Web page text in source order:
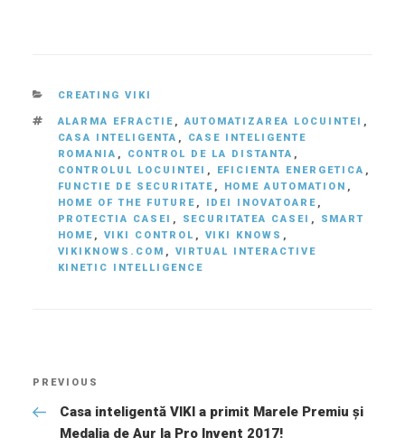
CATEGORIES
CREATING VIKI
TAGS
ALARMA EFRACTIE ,AUTOMATIZAREA LOCUINTEI ,
CASA INTELIGENTA ,
CASE INTELIGENTE
ROMANIA , CONTROL DE LA DISTANTA ,
CONTROLUL LOCUINTEI , EFICIENTA ENERGETICA ,
FUNCTIE DE SECURITATE , HOME AUTOMATION ,
HOME OF THE FUTURE , IDEI INOVATOARE ,
PROTECTIA CASEI , SECURITATEA CASEI ,
SMART
HOME , VIKI CONTROL , VIKI KNOWS ,
VIKIKNOWS.COM , VIRTUAL INTERACTIVE
KINETIC INTELLIGENCE
Previous
Post
PREVIOUS
Casa inteligentă VIKI a primit Marele Premiu şi
Medalia de Aur la Pro Invent 2017!